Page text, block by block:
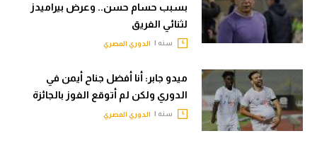
بسبب حسام حسن.. وعرض بيراميدز
لثنائي الفريق
سنه | الدوري المصري
ميدو جابر: أنا أفضل جناح أيمن في
الدوري ولكن لم أتوقع الفوز بالجائزة
سنه | الدوري المصري